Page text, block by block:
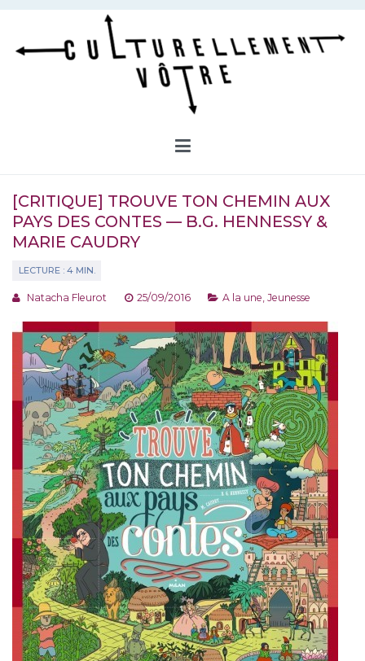
Aller
contenu
[CRITIQUE] TROUVE TON CHEMIN AUX
PAYS DES CONTES — B.G. HENNESSY &
MARIE CAUDRY
Natacha Fleurot 25/09/2016 A la une ,Jeunesse